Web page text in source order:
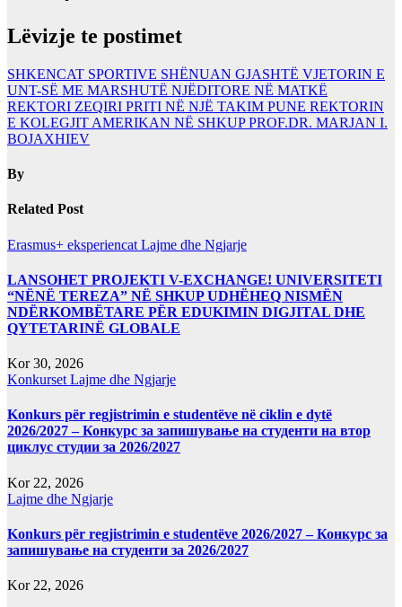
Lëvizje te postimet
SHKENCAT SPORTIVE SHËNUAN GJASHTË VJETORIN E
UNT-SË ME MARSHUTË NJËDITORE NË MATKË
REKTORI ZEQIRI PRITI NË NJË TAKIM PUNE REKTORIN
E KOLEGJIT AMERIKAN NË SHKUP PROF.DR. MARJAN I.
BOJAXHIEV
By
Related Post
Erasmus+ eksperiencat Lajme dhe Ngjarje
LANSOHET PROJEKTI V-EXCHANGE! UNIVERSITETI
“NËNË TEREZA” NË SHKUP UDHËHEQ NISMËN
NDËRKOMBËTARE PËR EDUKIMIN DIGJITAL DHE
QYTETARINË GLOBALE
Kor 30, 2026
Konkurset Lajme dhe Ngjarje
Konkurs për regjistrimin e studentëve në ciklin e dytë
2026/2027 – Конкурс за запишување на студенти на втор
циклус студии за 2026/2027
Kor 22, 2026
Lajme dhe Ngjarje
Konkurs për regjistrimin e studentëve 2026/2027 – Конкурс за
запишување на студенти за 2026/2027
Kor 22, 2026